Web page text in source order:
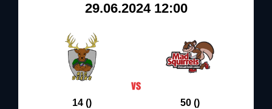
29.06.2024 12:00
14 () 50 ()